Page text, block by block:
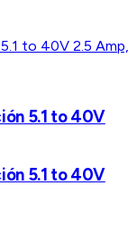
5.1 to 40V
5.1 to 40V